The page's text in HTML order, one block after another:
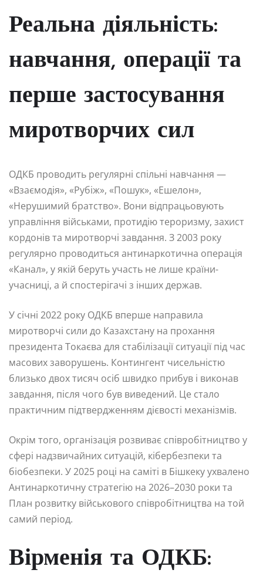
Реальна діяльність:
навчання, операції та
перше застосування
миротворчих сил
ОДКБ проводить регулярні спільні навчання —
«Взаємодія», «Рубіж», «Пошук», «Ешелон»,
«Нерушимий братство». Вони відпрацьовують
управління військами, протидію тероризму, захист
кордонів та миротворчі завдання. З 2003 року
регулярно проводиться антинаркотична операція
«Канал», у якій беруть участь не лише країни-
учасниці, а й спостерігачі з інших держав.
У січні 2022 року ОДКБ вперше направила
миротворчі сили до Казахстану на прохання
президента Токаєва для стабілізації ситуації під час
масових заворушень. Контингент чисельністю
близько двох тисяч осіб швидко прибув і виконав
завдання, після чого був виведений. Це стало
практичним підтвердженням дієвості механізмів.
Окрім того, організація розвиває співробітництво у
сфері надзвичайних ситуацій, кібербезпеки та
біобезпеки. У 2025 році на саміті в Бішкеку ухвалено
Антинаркотичну стратегію на 2026–2030 роки та
План розвитку військового співробітництва на той
самий період.
Вірменія та ОДКБ: